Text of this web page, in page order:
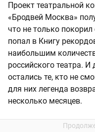
Проект театральной
«Бродвей Москва»
что не только
попал в Книгу
наибольшим
российского театра.
остались те, кто не
для них легенда
несколько месяцев.